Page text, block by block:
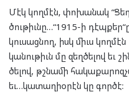
Մէկ կող­մէն, փո­խա­նակ
ծու­թիւնը…“1915-ի
կու­սաց­նող, իսկ միւս
կա­նու­թիւն մը զեղ­ծե­լով եւ
ծե­լով, թշնա­մի
եւ…կա­տաղի­օ­րէն կը գոր­ծէ: